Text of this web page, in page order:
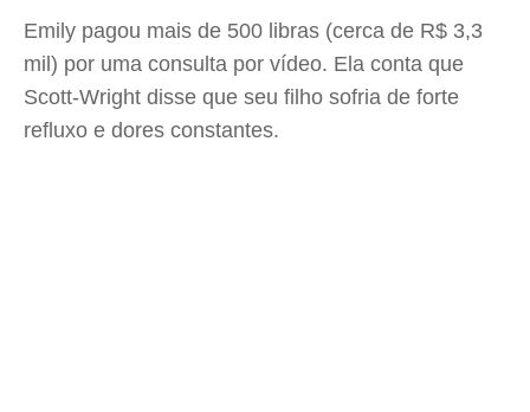
Emily pagou mais de 500 libras (cerca de R$ 3,3
mil) por uma consulta por vídeo. Ela conta que
Scott-Wright disse que seu filho sofria de forte
refluxo e dores constantes.